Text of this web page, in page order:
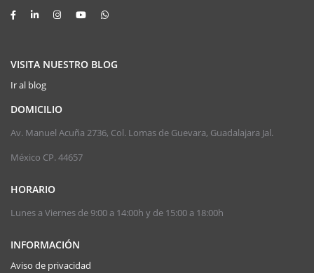
VISITA NUESTRO BLOG
Ir al blog
DOMICILIO
Av. Manuel Acuña 2736, Col. Lomas de Guevara, Guadalajara Jal.
México CP. 44657
HORARIO
Lunes a Viernes de 9:00 a 14:00h y de 15:00 a 18:00h
INFORMACIÓN
Aviso de privacidad